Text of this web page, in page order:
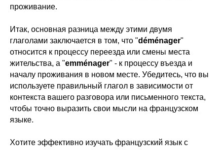
проживание.
Итак, основная разница между этими двумя
глаголами заключается в том, что "déménager"
относится к процессу переезда или смены места
жительства, а "emménager" - к процессу въезда и
началу проживания в новом месте. Убедитесь, что вы
используете правильный глагол в зависимости от
контекста вашего разговора или письменного текста,
чтобы точно выразить свои мысли на французском
языке.
Хотите эффективно изучать французский язык с